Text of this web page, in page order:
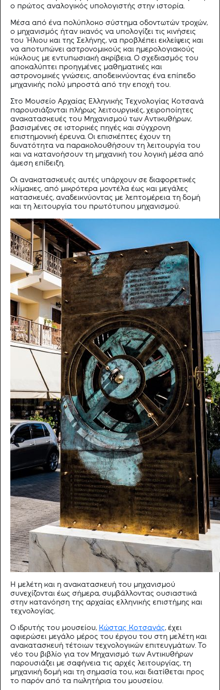
ο πρώτος αναλογικός υπολογιστής στην ιστορία.
Μέσα από ένα πολύπλοκο σύστημα οδοντωτών τροχών,
ο μηχανισμός ήταν ικανός να υπολογίζει τις κινήσεις
του Ήλιου και της Σελήνης, να προβλέπει εκλείψεις και
να αποτυπώνει αστρονομικούς και ημερολογιακούς
κύκλους με εντυπωσιακή ακρίβεια. Ο σχεδιασμός του
αποκαλύπτει προηγμένες μαθηματικές και
αστρονομικές γνώσεις, αποδεικνύοντας ένα επίπεδο
μηχανικής πολύ μπροστά από την εποχή του.
Στο Μουσείο Αρχαίας Ελληνικής Τεχνολογίας Κοτσανά
παρουσιάζονται πλήρως λειτουργικές, χειροποίητες
ανακατασκευές του Μηχανισμού των Αντικυθήρων,
βασισμένες σε ιστορικές πηγές και σύγχρονη
επιστημονική έρευνα. Οι επισκέπτες έχουν τη
δυνατότητα να παρακολουθήσουν τη λειτουργία του
και να κατανοήσουν τη μηχανική του λογική μέσα από
άμεση επίδειξη.
Οι ανακατασκευές αυτές υπάρχουν σε διαφορετικές
κλίμακες, από μικρότερα μοντέλα έως και μεγάλες
κατασκευές, αναδεικνύοντας με λεπτομέρεια τη δομή
και τη λειτουργία του πρωτότυπου μηχανισμού.
Η μελέτη και η ανακατασκευή του μηχανισμού
συνεχίζονται έως σήμερα, συμβάλλοντας ουσιαστικά
στην κατανόηση της αρχαίας ελληνικής επιστήμης και
τεχνολογίας.
Ο ιδρυτής του μουσείου, Κώστας Κοτσανάς, έχει
αφιερώσει μεγάλο μέρος του έργου του στη μελέτη και
ανακατασκευή τέτοιων τεχνολογικών επιτευγμάτων. Το
νέο του βιβλίο για τον Μηχανισμό των Αντικυθήρων
παρουσιάζει με σαφήνεια τις αρχές λειτουργίας, τη
μηχανική δομή και τη σημασία του, και διατίθεται προς
το παρόν από τα πωλητήρια του μουσείου.